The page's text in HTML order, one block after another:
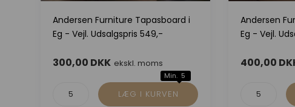
Andersen Furniture Tapasboard i
Eg - Vejl. Udsalgspris 549,-
300,00 DKK ekskl. moms
Min. 5
Andersen
Eg - Vejl.
400,00